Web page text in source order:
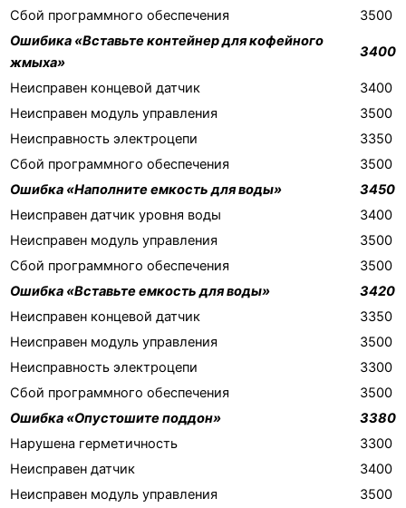
Сбой программного обеспечения
3500
Ошибика «Вставьте контейнер для кофейного
жмыха»
3400
Неисправен концевой датчик
3400
Неисправен модуль управления
3500
Неисправность электроцепи
3350
Сбой программного обеспечения
3500
Ошибка «Наполните емкость для воды»
3450
Неисправен датчик уровня воды
3400
Неисправен модуль управления
3500
Сбой программного обеспечения
3500
Ошибка «Вставьте емкость для воды»
3420
Неисправен концевой датчик
3350
Неисправен модуль управления
3500
Неисправность электроцепи
3300
Сбой программного обеспечения
3500
Ошибка «Опустошите поддон»
3380
Нарушена герметичность
3300
Неисправен датчик
3400
Неисправен модуль управления
3500